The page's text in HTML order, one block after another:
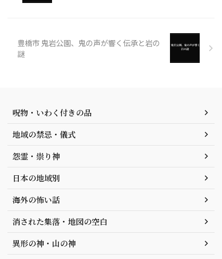
豊橋市 鬼岩公園、鬼の声が響く伝承と岩の
謎
呪物・いわく付きの品
地域の禁忌・儀式
怨霊・祟り神
日本の地域別
海外の怖い話
消された集落・地図の空白
異形の神・山の神